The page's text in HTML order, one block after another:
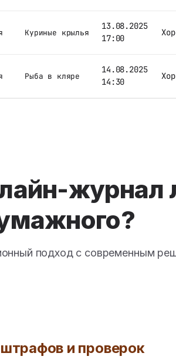
Куриные крылья
13.08.2025
17:00
Рыба в кляре
14.08.2025
14:30
журнал
подход с современным
и проверок